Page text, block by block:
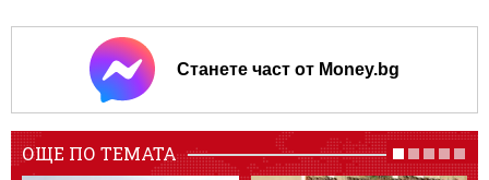
Станете част от Money.bg
ОЩЕ ПО ТЕМАТА